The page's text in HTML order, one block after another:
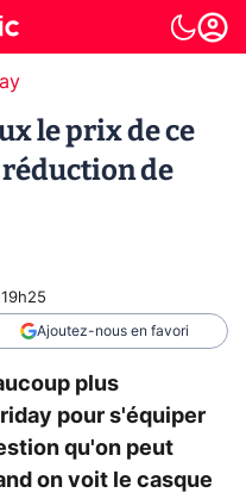
le prix de ce
réduction de
Ajoutez-nous en favori
plus
pour s'équiper
qu'on peut
on voit le casque